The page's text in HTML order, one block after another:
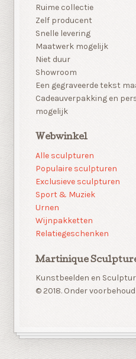
Ruime collectie
Zelf producent
Snelle levering
Maatwerk mogelijk
Niet duur
Showroom
Een gegraveerde tekst
Cadeauverpakking en
mogelijk
Webwinkel
Alle sculpturen
Populaire sculpturen
Exclusieve sculpturen
Sport & Muziek
Urnen
Wijnpakketten
Relatiegeschenken
Martinique
Kunstbeelden en
© 2018. Onder